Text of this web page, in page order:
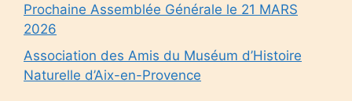
Prochaine Assemblée Générale le 21 MARS
2026
Association des Amis du Muséum d’Histoire
Naturelle d’Aix-en-Provence